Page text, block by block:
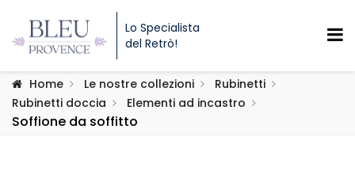
Lo Specialista
del Retrò!
Home Le nostre collezioni
Rubinetti
Rubinetti doccia
Elementi ad incastro
Soffione da soffitto